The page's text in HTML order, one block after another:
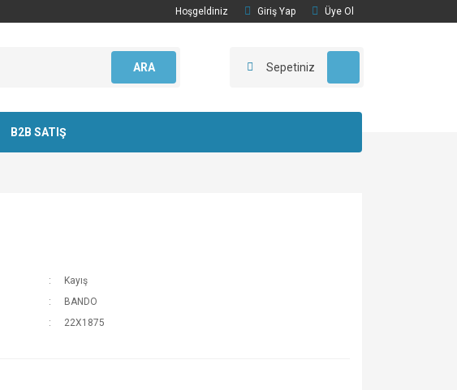
Hoşgeldiniz Giriş Yap Üye Ol
ARA Sepetiniz
B2B SATIŞ
Kayış
BANDO
22X1875